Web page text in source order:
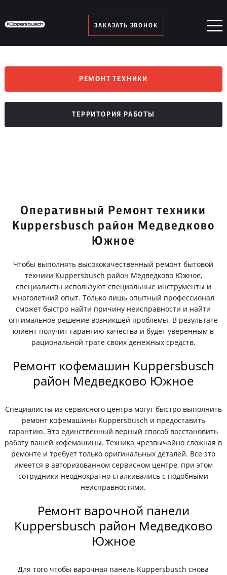
ЗАКАЗАТЬ ЗВОНОК
РЕМОНТ ТЕХНИКИ
ТЕРРИТОРИЯ РАБОТЫ
Оперативный Ремонт техники
Kuppersbusch район Медведково
Южное
Чтобы выполнять высококачественный ремонт бытовой
техники Kuppersbusch район Медведково Южное,
специалисты используют специальные инструменты и
многолетний опыт. Только лишь опытный профессионал
сможет быстро найти причину неисправности и найти
оптимальное решение возникшей проблемы. В результате
клиент получит гарантию качества и будет уверенным в
рациональной трате своих денежных средств.
Ремонт кофемашин Kuppersbusch
район Медведково Южное
Специалисты из сервисного центра могут быстро выполнить
ремонт кофемашины Kuppersbusch и предоставить
гарантию. Это единственный верный способ восстановить
работу вашей кофемашины. Техника чрезвычайно сложная в
ремонте и требует только оригинальных деталей. Все это
имеется в авторизованном сервисном центре, при этом
сотрудники неоднократно сталкивались с подобными
неисправностями.
Ремонт варочной панели
Kuppersbusch район Медведково
Южное
Для того чтобы варочная панель Kuppersbusch снова